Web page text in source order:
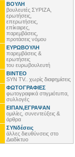
ΒΟΥΛΗ
βουλευτές ΣΥΡΙΖΑ,
ερωτήσεις,
επερωτήσεις,
επίκαιρες,
παρεμβάσεις,
προτάσεις νόμου
ΕΥΡΩΒΟΥΛΗ
παρεμβάσεις &
ερωτήσεις
του ευρωβουλευτή
ΒΙΝΤΕΟ
SYN TV.. χωρίς διαφημίσεις
ΦΩΤΟΓΡΑΦΙΕΣ
φωτογραφικά στιγμιότυπα,
συλλογές
ΕΙΠΑΝ,ΕΓΡΑΨΑΝ
ομιλίες, συνεντεύξεις &
άρθρα
ΣΥΝδέσεις
άλλες διευθύνσεις στο
Διαδίκτυο